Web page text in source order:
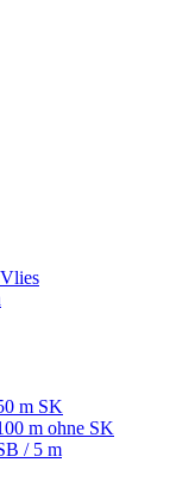
m SK
m ohne SK
/ 5 m